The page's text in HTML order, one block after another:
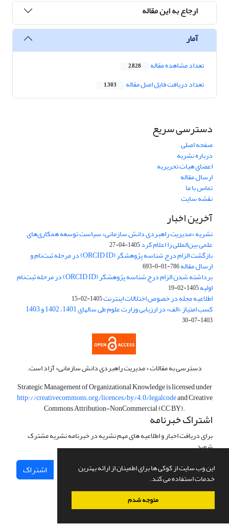
این وب سایت از کوکی ها برای اطمینان از ارائه بهترین
خدمات استفاده می کند.
متوجه شدم
ارجاع به این مقاله
آمار
تعداد مشاهده مقاله 2,828
تعداد دریافت فایل اصل مقاله 1,303
دسترسی سریع
صفحه اصلی
درباره نشریه
اعضای هیات تحریریه
ارسال مقاله
تماس با ما
نقشه سایت
آخرین اخبار
نشریه «مدیریت راهبردی دانش سازمانی» سیاست توسعه همکاری‌های
علمی بین‌المللی را اعلام کرد1405-04-27
بازگشت الزام درج شناسه پژوهشگر (ORCID ID) در مرحله ثبت‌نام و
ارسال مقاله786-01-0-693
برداشته شدن الزام درج شناسه پژوهشگر (ORCID ID) در مرحله ثبت‌نام
اولیه1405-02-19
اطلاعیه مجله در خصوص اختلالات اینترنت1405-02-15
کسب امتیاز «الف» در ارزیابی وزارت علوم طی سالهای 1401، 1402 و 1403
1403-07-30
دسترسی به مقالات « مدیریت راهبردی دانش سازمانی» آزاد است.
Strategic Management of Organizational Knowledge is licensed under
http://creativecommons.org/licences/by/4.0/legalcodeand Creative
Commons Attribution-NonCommercial (CC BY).
اشتراک خبرنامه
برای دریافت اخبار و اطلاعیه های مهم نشریه در خبرنامه نشریه مشترک
شوید.
اشتراک